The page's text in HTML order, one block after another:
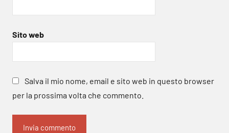
Sito web
Salva il mio nome, email e sito web in questo browser
per la prossima volta che commento.